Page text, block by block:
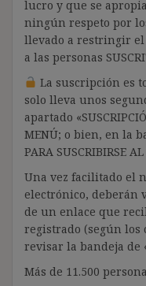
lucro y que se
ningún respeto por
llevado a restringir
a las personas
La suscripción es
solo lleva unos
apartado
MENÚ; o bien, en la
PARA SUSCRIBIRSE AL
Una vez facilitado el
electrónico, deberán
de un enlace que
registrado (según los
revisar la bandeja de
Más de 11.500